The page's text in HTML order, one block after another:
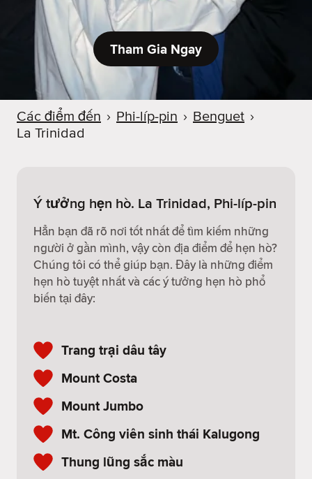
Tham Gia Ngay
Các điểm đến › Phi-líp-pin › Benguet ›
La Trinidad
Ý tưởng hẹn hò. La Trinidad, Phi-líp-pin
Hẳn bạn đã rõ nơi tốt nhất để tìm kiếm những
người ở gần mình, vậy còn địa điểm để hẹn hò?
Chúng tôi có thể giúp bạn. Đây là những điểm
hẹn hò tuyệt nhất và các ý tưởng hẹn hò phổ
biến tại đây:
Trang trại dâu tây
Mount Costa
Mount Jumbo
Mt. Công viên sinh thái Kalugong
Thung lũng sắc màu